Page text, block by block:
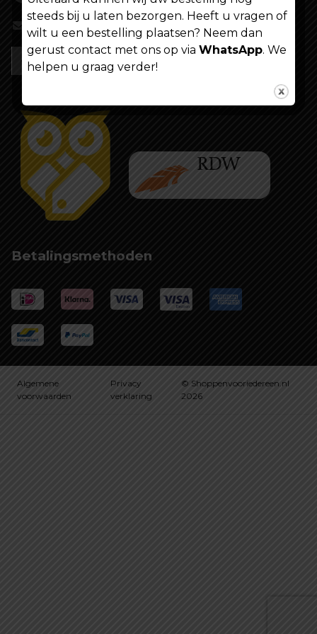
info@shoppenvooriedereen.nl
Betalingsmethoden
Algemene
voorwaarden
Privacy
verklaring
© Shoppenvooriedereen.nl
2026
steeds bij u laten bezorgen. Heeft u vragen of
wilt u een bestelling plaatsen? Neem dan
gerust contact met ons op via WhatsApp. We
helpen u graag verder!